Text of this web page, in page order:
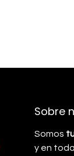
Sobre
Somos
y en